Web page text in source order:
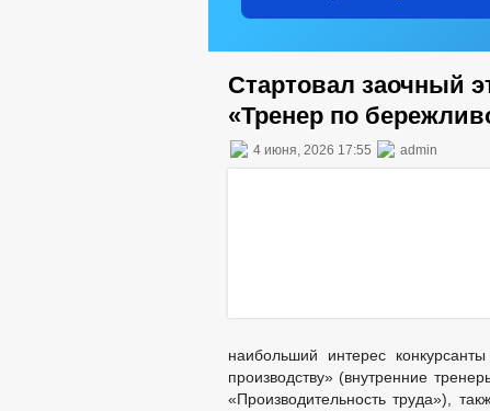
Стартовал заочный
«Тренер по
4 июня, 2026 17:55 admin
наибольший интерес
производству» (внутренние
«Производительность труда»),